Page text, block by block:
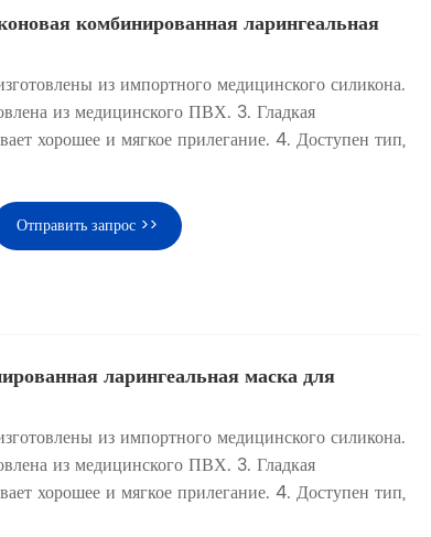
комбинированная ларингеальная
из импортного медицинского силикона.
​​из медицинского ПВХ. 3. Гладкая
хорошее и мягкое прилегание. 4. Доступен тип,
Отправить запрос >>
ларингеальная маска для
из импортного медицинского силикона.
​​из медицинского ПВХ. 3. Гладкая
хорошее и мягкое прилегание. 4. Доступен тип,